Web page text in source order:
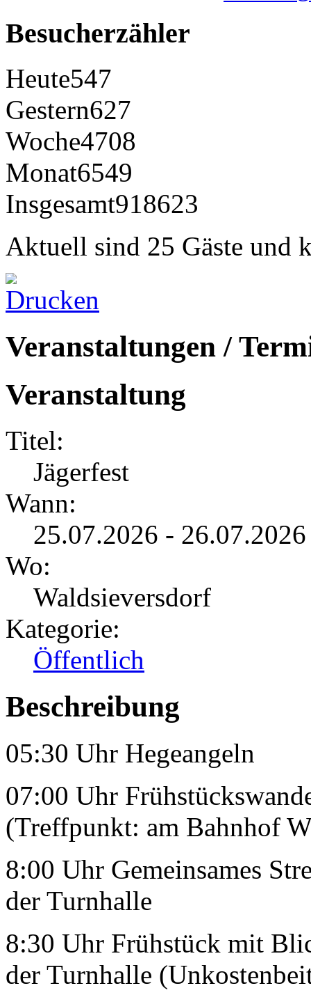
Besucherzähler
Heute547
Gestern627
Woche4708
Monat6549
Insgesamt918623
Aktuell sind 25 Gäste und
Veranstaltungen /
Veranstaltung
Titel:
Jägerfest
Wann:
25.07.2026 -
Wo:
Waldsieversdorf
Kategorie:
Öffentlich
Beschreibung
05:30 Uhr Hegeangeln
07:00 Uhr
(Treffpunkt: am Bahnhof
8:00 Uhr Gemeinsames
der Turnhalle
8:30 Uhr Frühstück mit
der Turnhalle